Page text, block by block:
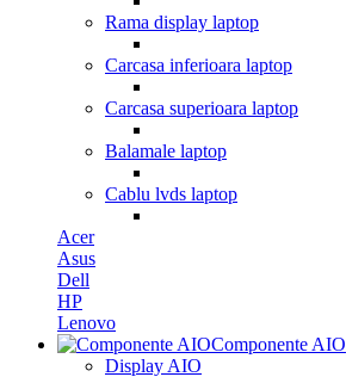
Rama display laptop
Carcasa inferioara laptop
Carcasa superioara laptop
Balamale laptop
Cablu lvds laptop
Acer
Asus
Dell
HP
Lenovo
Componente AIO
Display AIO